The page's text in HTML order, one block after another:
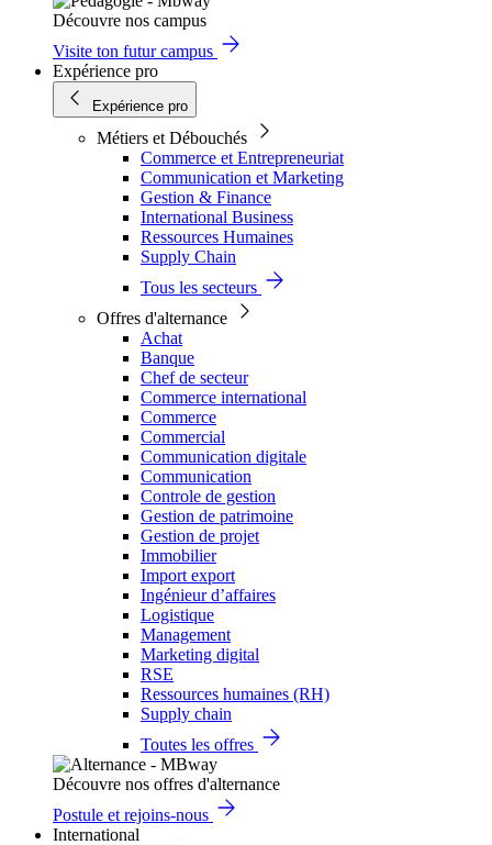
Découvre nos campus
Visite ton futur campus
Expérience pro
Expérience pro
Métiers et Débouchés
Commerce et Entrepreneuriat
Communication et Marketing
Gestion & Finance
International Business
Ressources Humaines
Supply Chain
Tous les secteurs
Offres d'alternance
Achat
Banque
Chef de secteur
Commerce international
Commerce
Commercial
Communication digitale
Communication
Controle de gestion
Gestion de patrimoine
Gestion de projet
Immobilier
Import export
Ingénieur d’affaires
Logistique
Management
Marketing digital
RSE
Ressources humaines (RH)
Supply chain
Toutes les offres
Découvre nos offres d'alternance
Postule et rejoins-nous
International